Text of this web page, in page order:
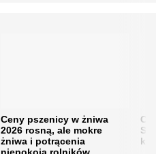
Ceny pszenicy w żniwa
2026 rosną, ale mokre
żniwa i potrącenia